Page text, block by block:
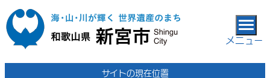
本文へ移動
メニュー
サイトの現在位置